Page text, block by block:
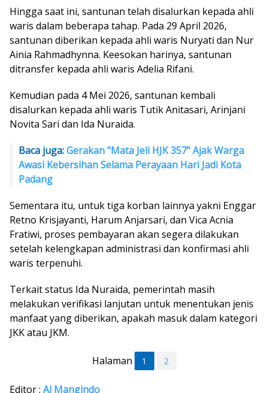
Hingga saat ini, santunan telah disalurkan kepada ahli
waris dalam beberapa tahap. Pada 29 April 2026,
santunan diberikan kepada ahli waris Nuryati dan Nur
Ainia Rahmadhynna. Keesokan harinya, santunan
ditransfer kepada ahli waris Adelia Rifani.
Kemudian pada 4 Mei 2026, santunan kembali
disalurkan kepada ahli waris Tutik Anitasari, Arinjani
Novita Sari dan Ida Nuraida.
Baca juga:Gerakan "Mata Jeli HJK 357" Ajak Warga
Awasi Kebersihan Selama Perayaan Hari Jadi Kota
Padang
Sementara itu, untuk tiga korban lainnya yakni Enggar
Retno Krisjayanti, Harum Anjarsari, dan Vica Acnia
Fratiwi, proses pembayaran akan segera dilakukan
setelah kelengkapan administrasi dan konfirmasi ahli
waris terpenuhi.
Terkait status Ida Nuraida, pemerintah masih
melakukan verifikasi lanjutan untuk menentukan jenis
manfaat yang diberikan, apakah masuk dalam kategori
JKK atau JKM.
Halaman 1 2
Editor : Al Mangindo